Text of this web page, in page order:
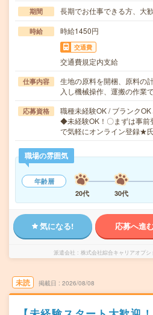
期間 長期でお仕事できる方、大
時給 時給1450円
交通費
交通費規定内支給
仕事内容
生地の原料を開梱、原料の
入し機械操作、運搬の作業
応募資格
職種未経験OK / ブランク
◆未経験OK！〇まずは事前
で気軽にオンライン登録★
職場の雰囲気
年齢層
20代
30代
気になる! 応募へ進
派遣会社 株式会社綜合キャリアオプ
未読 掲載日 2026/08/08